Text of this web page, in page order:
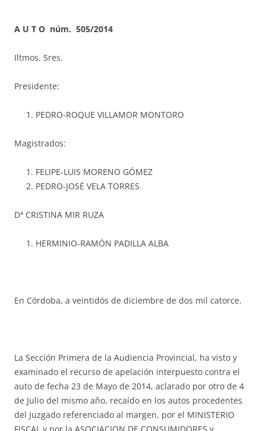
A U T O núm. 505/2014
Iltmos. Sres.
Presidente:
PEDRO-ROQUE VILLAMOR MONTORO
Magistrados:
FELIPE-LUIS MORENO GÓMEZ
PEDRO-JOSÉ VELA TORRES
Dª CRISTINA MIR RUZA
HERMINIO-RAMÓN PADILLA ALBA
En Córdoba, a veintidós de diciembre de dos mil catorce.
La Sección Primera de la Audiencia Provincial, ha visto y
examinado el recurso de apelación interpuesto contra el
auto de fecha 23 de Mayo de 2014, aclarado por otro de 4
de Julio del mismo año, recaído en los autos procedentes
del Juzgado referenciado al margen, por el MINISTERIO